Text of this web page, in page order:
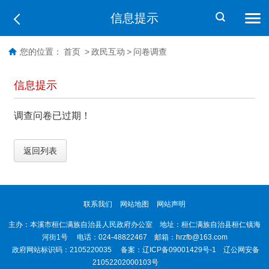
信息提示
您的位置： 首页 > 政民互动 > 问卷调查
信息提示
调查问卷已过期！
返回列表
联系我们 网站地图 网站声明
主办：本溪市桓仁满族自治县人民政府办公室 地址：桓仁满族自治县桓仁镇海
河街1号 电话：024-48822467 邮箱：hrzfb@163.com
政府网站标识码：2105220035 备案： 辽ICP备09001429号-1
辽公网安备
21052202000103号